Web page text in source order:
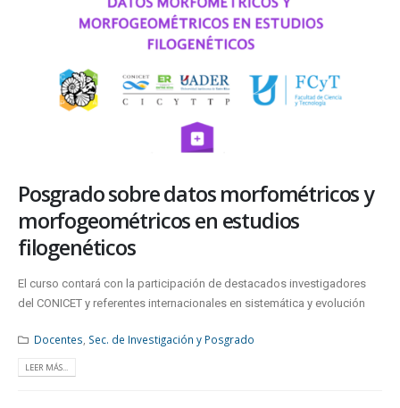
Posgrado sobre datos morfométricos y
morfogeométricos en estudios
filogenéticos
El curso contará con la participación de destacados investigadores
del CONICET y referentes internacionales en sistemática y evolución
Docentes Sec. de Investigación y Posgrado
LEER MÁS...